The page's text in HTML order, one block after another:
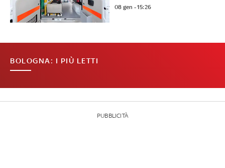
08 gen - 15:26
BOLOGNA: I PIÙ LETTI
PUBBLICITÀ